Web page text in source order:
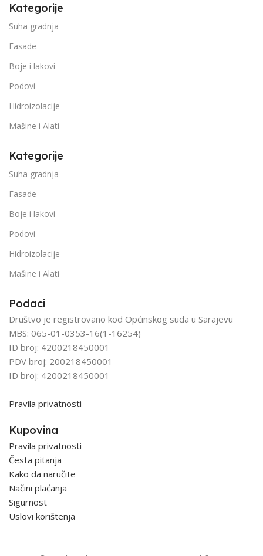
Kategorije
Suha gradnja
Fasade
Boje i lakovi
Podovi
Hidroizolacije
Mašine i Alati
Kategorije
Suha gradnja
Fasade
Boje i lakovi
Podovi
Hidroizolacije
Mašine i Alati
Podaci
Društvo je registrovano kod Općinskog suda u Sarajevu
MBS: 065-01-0353-16(1-16254)
ID broj: 4200218450001
PDV broj: 200218450001
ID broj: 4200218450001
Pravila privatnosti
Kupovina
Pravila privatnosti
Česta pitanja
Kako da naručite
Načini plaćanja
Sigurnost
Uslovi korištenja